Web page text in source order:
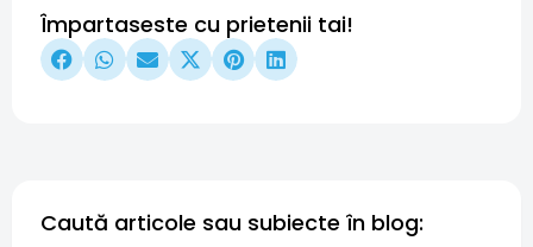
Împartaseste cu prietenii tai!
Caută articole sau subiecte în blog: